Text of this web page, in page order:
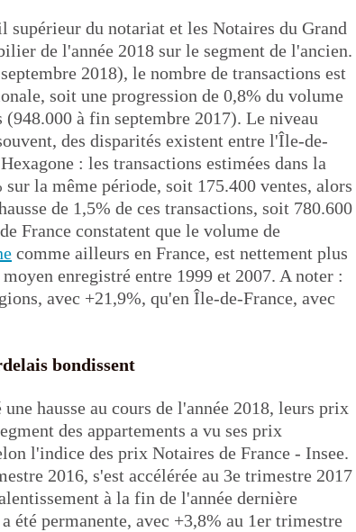
supérieur du notariat et les Notaires du Grand
de l'année 2018 sur le segment de l'ancien.
2018), le nombre de transactions est
soit une progression de 0,8% du volume
(948.000 à fin septembre 2017). Le niveau
des disparités existent entre l'Île-de-
: les transactions estimées dans la
la même période, soit 175.400 ventes, alors
de 1,5% de ces transactions, soit 780.600
France constatent que le volume de
comme ailleurs en France, est nettement plus
enregistré entre 1999 et 2007. A noter :
avec +21,9%, qu'en Île-de-France, avec
bondissent
hausse au cours de l'année 2018, leurs prix
des appartements a vu ses prix
l'indice des prix Notaires de France - Insee.
2016, s'est accélérée au 3e trimestre 2017
à la fin de l'année dernière
été permanente, avec +3,8% au 1er trimestre